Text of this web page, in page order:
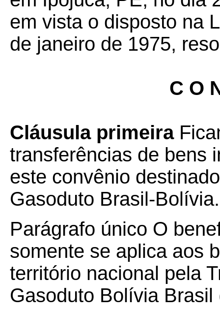
em vista o disposto na
de janeiro de 1975,
C O
Cláusula primeira
transferências de bens
este convênio
Gasoduto Brasil-Bolívia.
Parágrafo único O
somente se aplica aos
território nacional pela
Gasoduto Bolívia Brasil